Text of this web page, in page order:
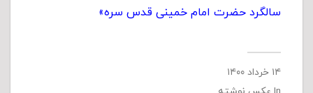
سالگرد حضرت امام خمینی قدس سره»
۱۴ خرداد ۱۴۰۰